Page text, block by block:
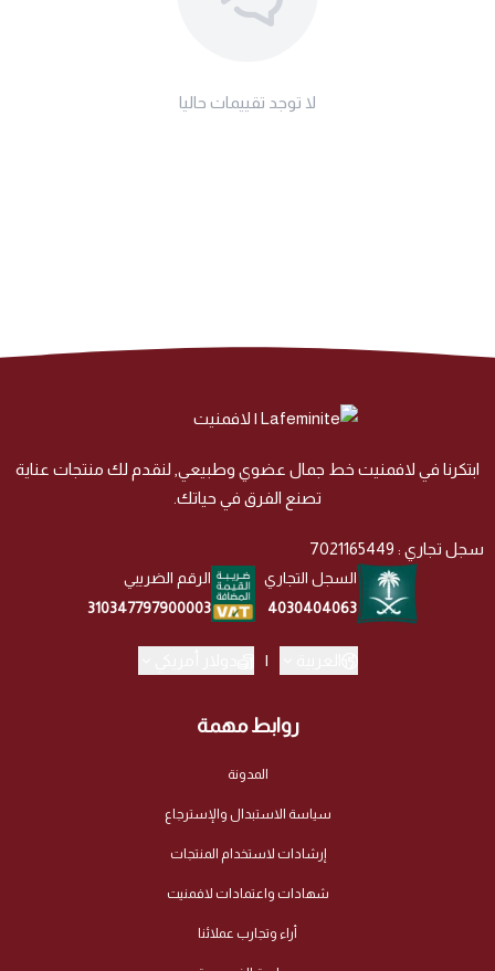
لا توجد تقييمات حاليا
روابط مهمة
المدونة
سياسة الاستبدال والإسترجاع
إرشادات لاستخدام المنتجات
شهادات واعتمادات لافمنيت
أراء وتجارب عملائنا
ابتكرنا في لافمنيت خط جمال عضوي وطبيعي, لنقدم لك منتجات عناية
تصنع الفرق في حياتك.
سجل تجاري : 7021165449
السجل التجاري
4030404063
الرقم الضريبي
310347797900003
|